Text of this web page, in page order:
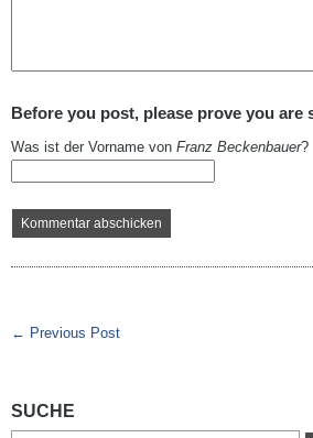
Before you post, please prove you are
Was ist der Vorname von Franz Beckenbauer?
← Previous Post
SUCHE